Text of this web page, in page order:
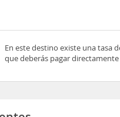
En este destino existe una tasa
que deberás pagar